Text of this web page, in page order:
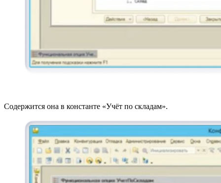
Содержится она в константе «Учёт по складам».